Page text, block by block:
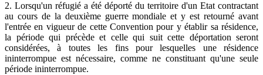
2. Lorsqu'un réfugié a été déporté du territoire d'un Etat contractant
au cours de la deuxième guerre mondiale et y est retourné avant
l'entrée en vigueur de cette Convention pour y établir sa résidence,
la période qui précède et celle qui suit cette déportation seront
considérées, à toutes les fins pour lesquelles une résidence
ininterrompue est nécessaire, comme ne constituant qu'une seule
période ininterrompue.